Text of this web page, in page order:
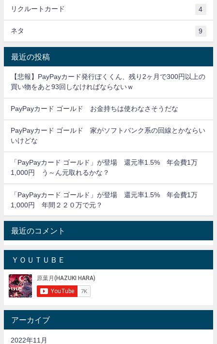
リクルートカード 4
ネタ 9
最近の投稿
【悲報】PayPayカード発行ぼくくん、残り2ヶ月で300円以上の
買い物をあと93回しなければならないｗ
PayPayカード ゴールド お金持ちは使わなさそうだな
PayPayカード ゴールド 家がソフトバンク系の回線とかならい
いけどな
「PayPayカード ゴールド」が登場 還元率1.5% 年会費1万
1,000円 う～ん元取れるかな？
「PayPayカード ゴールド」が登場 還元率1.5% 年会費1万
1,000円 年間２２０万で元？
最近のコメント
ＹＯＵＴＵＢＥ
アーカイブ
2022年11月